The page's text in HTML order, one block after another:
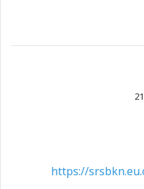
https://